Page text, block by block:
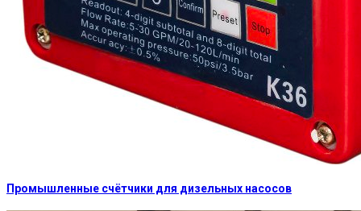
Промышленные счётчики для дизельных насосов